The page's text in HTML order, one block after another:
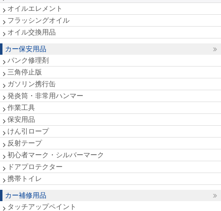
オイルエレメント
フラッシングオイル
オイル交換用品
カー保安用品
パンク修理剤
三角停止版
ガソリン携行缶
発炎筒・非常用ハンマー
作業工具
保安用品
けん引ロープ
反射テープ
初心者マーク・シルバーマーク
ドアプロテクター
携帯トイレ
カー補修用品
タッチアップペイント